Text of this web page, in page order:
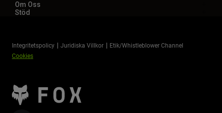
Om Oss
Stöd
Integritetspolicy Juridiska Villkor
Etik/Whistleblower Channel
Cookies